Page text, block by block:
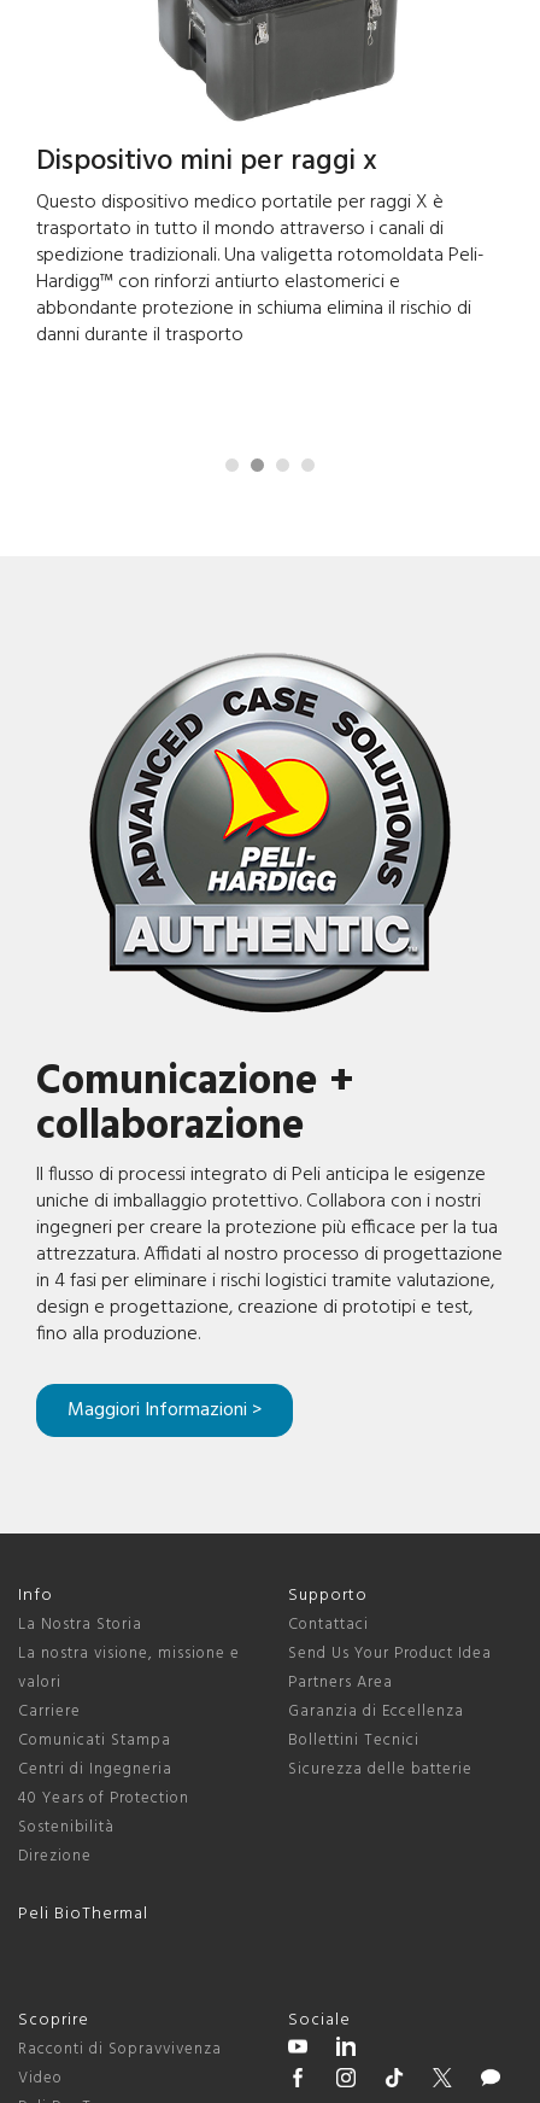
Dispositivo mini per raggi x
Questo dispositivo medico portatile per raggi X è
trasportato in tutto il mondo attraverso i canali di
spedizione tradizionali. Una valigetta rotomoldata Peli-
Hardigg™ con rinforzi antiurto elastomerici e
abbondante protezione in schiuma elimina il rischio di
danni durante il trasporto
Comunicazione +
collaborazione
Il flusso di processi integrato di Peli anticipa le esigenze
uniche di imballaggio protettivo. Collabora con i nostri
ingegneri per creare la protezione più efficace per la tua
attrezzatura. Affidati al nostro processo di progettazione
in 4 fasi per eliminare i rischi logistici tramite valutazione,
design e progettazione, creazione di prototipi e test,
fino alla produzione.
Maggiori Informazioni >
Info
La Nostra Storia
La nostra visione, missione e
valori
Carriere
Comunicati Stampa
Centri di Ingegneria
40 Years of Protection
Sostenibilità
Direzione
Peli BioThermal
Supporto
Contattaci
Send Us Your Product Idea
Partners Area
Garanzia di Eccellenza
Bollettini Tecnici
Sicurezza delle batterie
Scoprire
Racconti di Sopravvivenza
Video
Sociale